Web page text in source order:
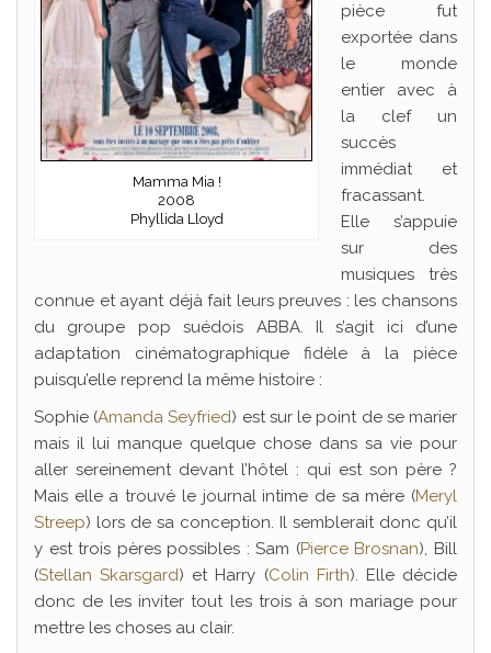
Mamma Mia !
2008
Phyllida Lloyd
pièce fut
exportée dans
le monde
entier avec à
la clef un
succès
immédiat et
fracassant.
Elle s’appuie
sur des
musiques très
connue et ayant déjà fait leurs preuves : les chansons
du groupe pop suédois ABBA. Il s’agit ici d’une
adaptation cinématographique fidèle à la pièce
puisqu’elle reprend la même histoire :
Sophie (Amanda Seyfried) est sur le point de se marier
mais il lui manque quelque chose dans sa vie pour
aller sereinement devant l’hôtel : qui est son père ?
Mais elle a trouvé le journal intime de sa mère (Meryl
Streep) lors de sa conception. Il semblerait donc qu’il
y est trois pères possibles : Sam (Pierce Brosnan), Bill
(Stellan Skarsgard) et Harry (Colin Firth). Elle décide
donc de les inviter tout les trois à son mariage pour
mettre les choses au clair.